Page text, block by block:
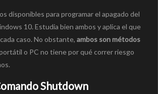
disponibles para programar el apagado del
10. Estudia bien ambos y aplica el que
caso. No obstante, ambos son métodos
o PC no tiene por qué correr riesgo
Shutdown